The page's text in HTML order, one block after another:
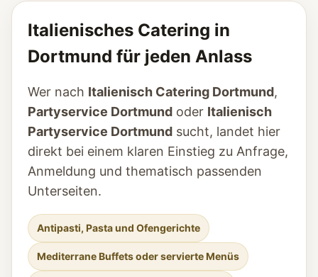
Italienisches Catering in
Dortmund für jeden Anlass
Wer nach Italienisch Catering Dortmund,
Partyservice Dortmund oder Italienisch
Partyservice Dortmund sucht, landet hier
direkt bei einem klaren Einstieg zu Anfrage,
Anmeldung und thematisch passenden
Unterseiten.
Antipasti, Pasta und Ofengerichte
Mediterrane Buffets oder servierte Menüs